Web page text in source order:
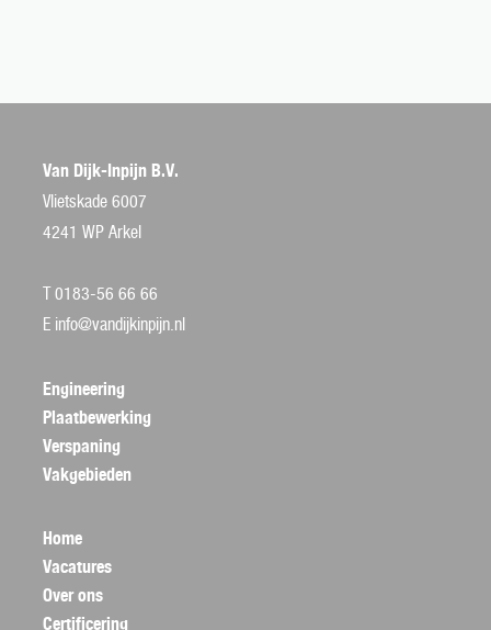
Van Dijk-Inpijn B.V.
Vlietskade 6007
4241 WP Arkel
T 0183-56 66 66
E info@vandijkinpijn.nl
Engineering
Plaatbewerking
Verspaning
Vakgebieden
Home
Vacatures
Over ons
Certificering